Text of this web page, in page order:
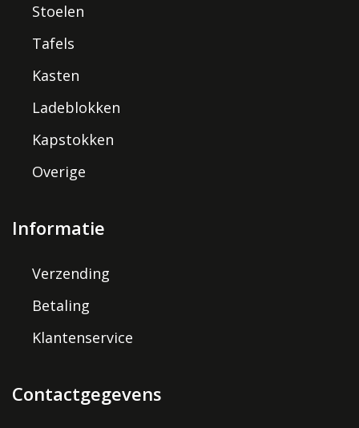
Stoelen
Tafels
Kasten
Ladeblokken
Kapstokken
Overige
Informatie
Verzending
Betaling
Klantenservice
Contactgegevens